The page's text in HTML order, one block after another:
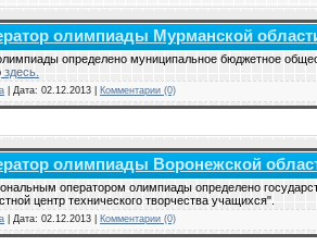
олимпиады Мурманской
определено муниципальное бюджетное
здесь.
| Дата: 02.12.2013 Комментарии (0)
олимпиады Воронежской
оператором олимпиады определено
центр технического творчества учащихся".
| Дата: 02.12.2013 Комментарии (0)